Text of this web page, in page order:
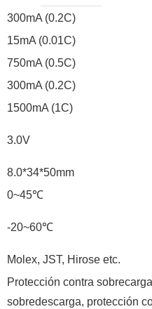
300mA (0.2C)
15mA (0.01C)
750mA (0.5C)
300mA (0.2C)
1500mA (1C)
3.0V
8.0*34*50mm
0~45℃
-20~60℃
Molex, JST, Hirose etc.
Protección contra
sobredescarga, protección